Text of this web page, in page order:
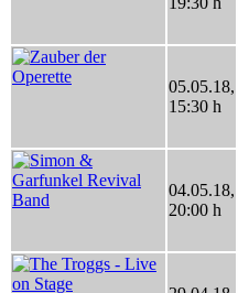
05.05.18,
15:30 h
04.05.18,
20:00 h